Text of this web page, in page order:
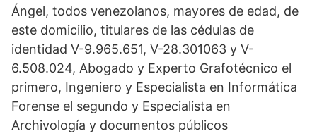
Ángel, todos venezolanos, mayores de edad, de
este domicilio, titulares de las cédulas de
identidad V-9.965.651, V-28.301063 y V-
6.508.024, Abogado y Experto Grafotécnico el
primero, Ingeniero y Especialista en Informática
Forense el segundo y Especialista en
Archivología y documentos públicos